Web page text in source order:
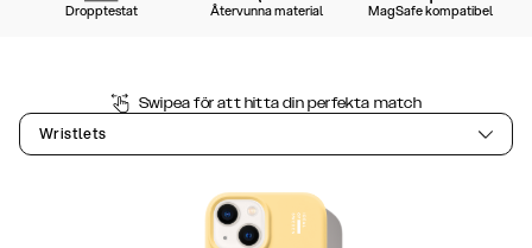
Dropptestat Återvunna material MagSafe kompatibel
Swipea för att hitta din perfekta match
Wristlets